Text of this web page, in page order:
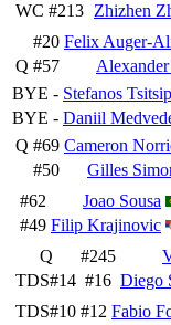
WC #213 Zhizhen
#20 Felix Auger-
Q #57
BYE - Stefanos
BYE - Daniil
Q #69 Cameron
#50
Gilles
#62
Joao Sousa
#49 Filip Krajinovic
Q #245
TDS#14 #16 Diego
TDS#10 #12 Fabio